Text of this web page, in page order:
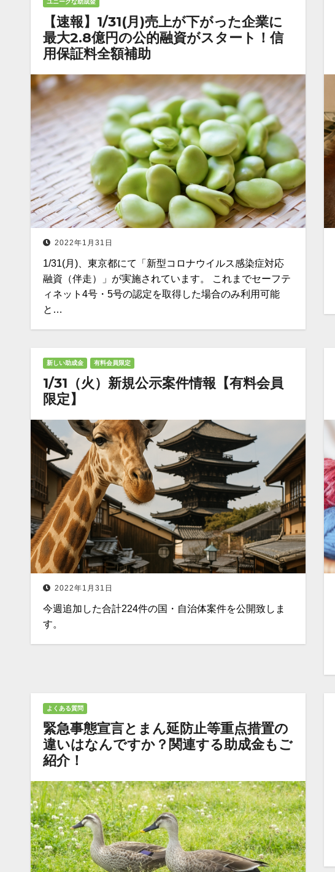
ユニークな助成金
【速報】1/31(月)売上が下がった企業に
最大2.8億円の公的融資がスタート！信
用保証料全額補助
2022年1月31日
1/31(月)、東京都にて「新型コロナウイルス感染症対応
融資（伴走）」が実施されています。 これまでセーフテ
ィネット4号・5号の認定を取得した場合のみ利用可能
と…
新しい助成金 有料会員限定
1/31（火）新規公示案件情報【有料会員
限定】
2022年1月31日
今週追加した合計224件の国・自治体案件を公開致しま
す。
よくある質問
緊急事態宣言とまん延防止等重点措置の
違いはなんですか？関連する助成金もご
紹介！